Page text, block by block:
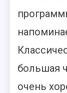
большая
очень